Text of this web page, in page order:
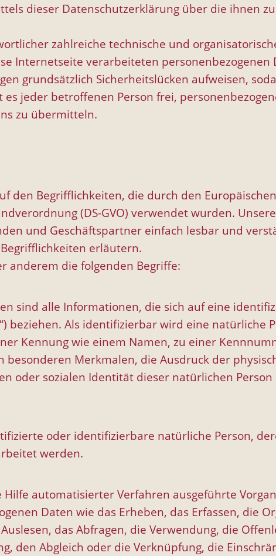
dieser Datenschutzerklärung über die ihnen
zahlreiche technische und
Internetseite verarbeiteten personenbezogenen
grundsätzlich Sicherheitslücken aufweisen,
jeder betroffenen Person frei,
zu übermitteln.
den Begrifflichkeiten, die durch den
(DS-GVO) verwendet wurden.
und Geschäftspartner einfach lesbar und
erläutern.
anderem die folgenden Begriffe:
sind alle Informationen, die sich auf eine
beziehen. Als identifizierbar wird eine natürliche
Kennung wie einem Namen, zu einer
Merkmalen, die Ausdruck der
oder sozialen Identität dieser natürlichen
oder identifizierbare natürliche Person,
werden.
automatisierter Verfahren ausgeführte
Daten wie das Erheben, das Erfassen, die
das Abfragen, die Verwendung, die
den Abgleich oder die Verknüpfung, die